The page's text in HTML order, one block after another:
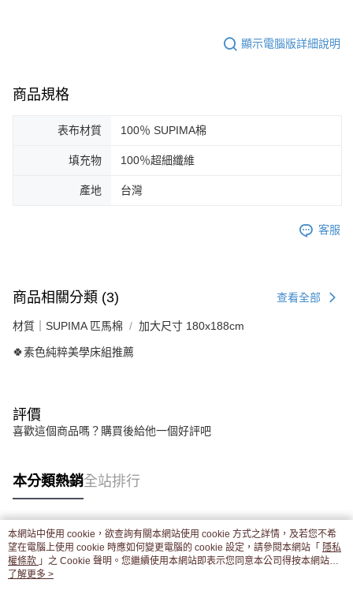
顯示電腦版詳細說明
商品規格
表布材質 100％ SUPIMA棉
填充物 100％超細纖維
產地 台灣
客服
商品相關分類 (3) 查看全部
材質｜SUPIMA 匹馬棉 加大尺寸 180x188cm
🍀素色純粹美學床組推薦
評價
喜歡這個商品嗎？購買後給他一個好評吧
本分類熱銷全站排行
熱門標籤
本網站中使用 cookie，欲查詢有關本網站使用 cookie 方式之詳情，及若您不希
望在電腦上使用 cookie 時應如何變更電腦的 cookie 設定，請參閱本網站「 隱私
權條款 」之 Cookie 聲明。您繼續使用本網站即表示您同意本公司得按本網站使
用條款之 Cookie 聲明使用 cookie。
了解更多 >